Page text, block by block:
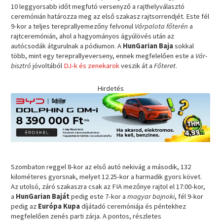
10 leggyorsabb időt megfutó versenyző a rajthelyválasztó
ceremónián határozza meg az első szakasz rajtsorrendjét. Este fél
9-kor a teljes tereprallyemezőny felvonul Várpalota főterén a
rajtceremónián, ahol a hagyományos ágyúlövés után az
autócsodák átgurulnak a pódiumon. A HunGarian Bajasokkal
több, mint egy tereprallyeverseny, ennek megfelelően este a Vár-
bisztró jóvoltából DJ-k és zenekarokveszik át aFőteret.
Hirdetés
Szombaton reggel 8-kor az első autó nekivág a második, 132
kilométeres gyorsnak, melyet 12.25-kor a harmadik gyors követ.
Az utolsó, záró szakaszra csak az FIA mezőnye rajtol el 17:00-kor,
a HunGarian Baját pedig este 7-kor amagyar bajnoki, fél 9-kor
pedig az Európa Kupadíjátadó ceremóniája és péntekhez
megfelelően zenés parti zárja. A pontos, részletes